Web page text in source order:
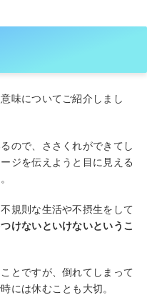
味についてご紹介しまし
ので、ささくれができてし
ジを伝えようと目に見える
規則な生活や不摂生をして
けないといけないというこ
とですが、倒れてしまって
には休むことも大切。